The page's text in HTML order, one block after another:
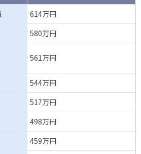
614万円
580万円
561万円
544万円
517万円
498万円
459万円